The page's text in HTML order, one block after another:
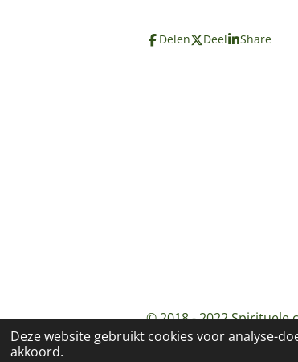
Deze website gebruikt cookies voor analyse-
akkoord.
Delen Deel Share
© 2018 - 2022 Spirituele